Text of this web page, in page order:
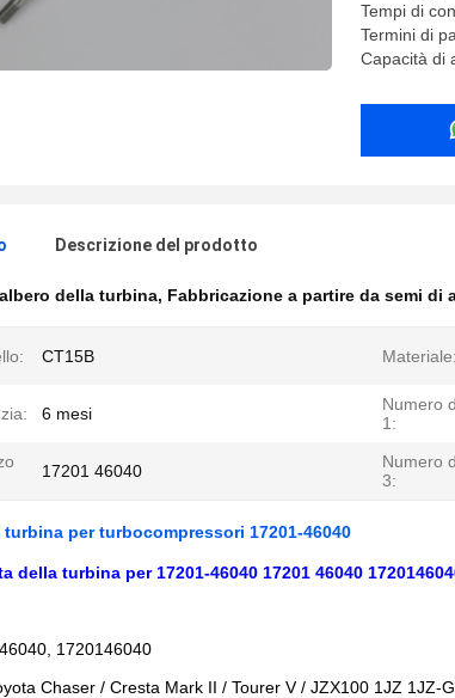
Tempi di
Termini di
Capacità di
Descrizione del prodotto
della turbina, Fabbricazione a partire da semi di
CT15B Materiale:
6 mesi
Numero
1:
17201 46040
Numero
3:
per turbocompressori 17201-46040
della turbina per 17201-46040 17201 46040
1720146040
Chaser / Cresta Mark II / Tourer V / JZX100 1JZ 1JZ-